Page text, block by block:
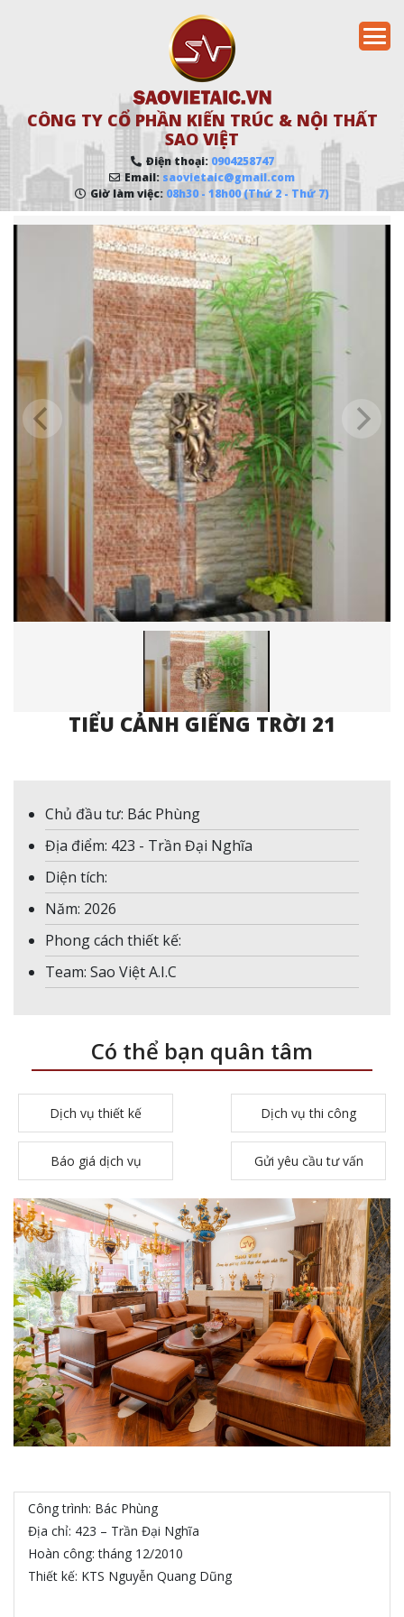
CÔNG TY CỔ PHẦN KIẾN TRÚC & NỘI THẤT
SAO VIỆT
Điện thoại: 0904258747
Email: saovietaic@gmail.com
Giờ làm việc: 08h30 - 18h00 (Thứ 2 - Thứ 7)
TIỂU CẢNH GIẾNG TRỜI 21
Chủ đầu tư: Bác Phùng
Địa điểm: 423 - Trần Đại Nghĩa
Diện tích:
Năm: 2026
Phong cách thiết kế:
Team: Sao Việt A.I.C
Có thể bạn quân tâm
Dịch vụ thiết kế Dịch vụ thi công
Báo giá dịch vụ Gửi yêu cầu tư vấn
Công trình: Bác Phùng
Địa chỉ: 423 – Trần Đại Nghĩa
Hoàn công: tháng 12/2010
Thiết kế: KTS Nguyễn Quang Dũng